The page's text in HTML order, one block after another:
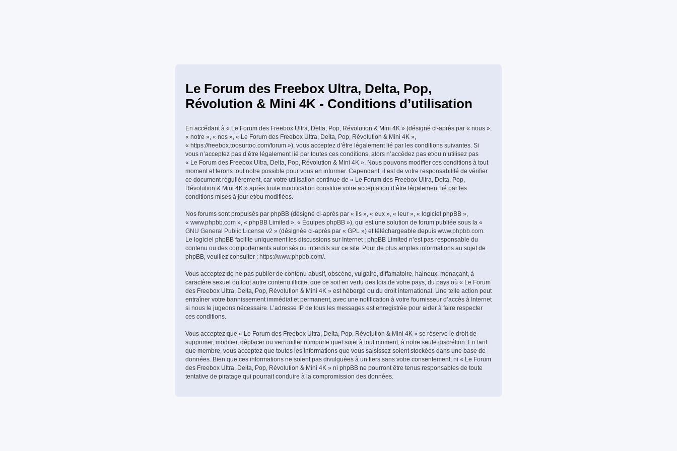
Le Forum des Freebox Ultra, Delta, Pop,
Révolution & Mini 4K - Conditions d’utilisation
En accédant à « Le Forum des Freebox Ultra, Delta, Pop, Révolution & Mini 4K » (désigné ci-après par « nous »,
« notre », « nos », « Le Forum des Freebox Ultra, Delta, Pop, Révolution & Mini 4K »,
« https://freebox.toosurtoo.com/forum »), vous acceptez d’être légalement lié par les conditions suivantes. Si
vous n’acceptez pas d’être légalement lié par toutes ces conditions, alors n’accédez pas et/ou n’utilisez pas
« Le Forum des Freebox Ultra, Delta, Pop, Révolution & Mini 4K ». Nous pouvons modifier ces conditions à tout
moment et ferons tout notre possible pour vous en informer. Cependant, il est de votre responsabilité de vérifier
ce document régulièrement, car votre utilisation continue de « Le Forum des Freebox Ultra, Delta, Pop,
Révolution & Mini 4K » après toute modification constitue votre acceptation d’être légalement lié par les
conditions mises à jour et/ou modifiées.
Nos forums sont propulsés par phpBB (désigné ci-après par « ils », « eux », « leur », « logiciel phpBB »,
« www.phpbb.com », « phpBB Limited », « Équipes phpBB »), qui est une solution de forum publiée sous la «
GNU General Public License v2 » (désignée ci-après par « GPL ») et téléchargeable depuis www.phpbb.com.
Le logiciel phpBB facilite uniquement les discussions sur Internet ; phpBB Limited n’est pas responsable du
contenu ou des comportements autorisés ou interdits sur ce site. Pour de plus amples informations au sujet de
phpBB, veuillez consulter : https://www.phpbb.com/.
Vous acceptez de ne pas publier de contenu abusif, obscène, vulgaire, diffamatoire, haineux, menaçant, à
caractère sexuel ou tout autre contenu illicite, que ce soit en vertu des lois de votre pays, du pays où « Le Forum
des Freebox Ultra, Delta, Pop, Révolution & Mini 4K » est hébergé ou du droit international. Une telle action peut
entraîner votre bannissement immédiat et permanent, avec une notification à votre fournisseur d’accès à Internet
si nous le jugeons nécessaire. L’adresse IP de tous les messages est enregistrée pour aider à faire respecter
ces conditions.
Vous acceptez que « Le Forum des Freebox Ultra, Delta, Pop, Révolution & Mini 4K » se réserve le droit de
supprimer, modifier, déplacer ou verrouiller n’importe quel sujet à tout moment, à notre seule discrétion. En tant
que membre, vous acceptez que toutes les informations que vous saisissez soient stockées dans une base de
données. Bien que ces informations ne soient pas divulguées à un tiers sans votre consentement, ni « Le Forum
des Freebox Ultra, Delta, Pop, Révolution & Mini 4K » ni phpBB ne pourront être tenus responsables de toute
tentative de piratage qui pourrait conduire à la compromission des données.